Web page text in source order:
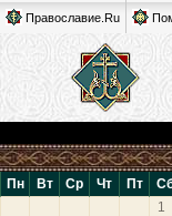
Православие.Ru
Пн Вт Ср Чт Пт
1